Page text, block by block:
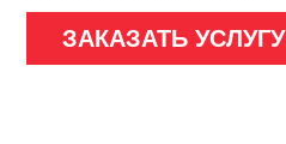
ЗАКАЗАТЬ УСЛУГУ